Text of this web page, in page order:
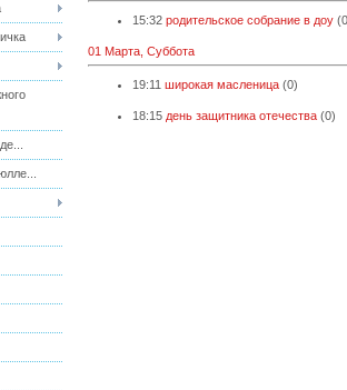
15:32 родительское собрание в доу
01 Марта, Суббота
19:11 широкая масленица (0)
18:15 день защитника отечества (0)